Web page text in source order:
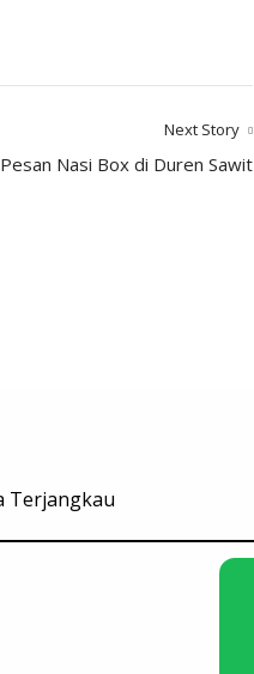
Next Story
Pesan Nasi Box di Duren Sawit
Terjangkau